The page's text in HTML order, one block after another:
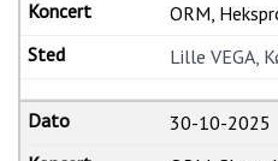
ORM,
Lille VEGA,
30-10-2025